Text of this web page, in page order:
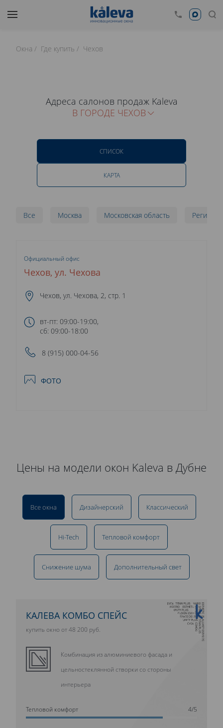
Окна Где купить Чехов
Адреса салонов продаж Kaleva
В ГОРОДЕ ЧЕХОВ
СПИСОК
КАРТА
Все Москва Московская область Регионы
Официальный офис
Чехов, ул. Чехова
Чехов, ул. Чехова, 2, стр. 1
вт-пт: 09:00-19:00,
сб: 09:00-18:00
8 (915) 000-04-56
ФОТО
Цены на модели окон Kaleva в Дубне
Все окна Дизайнерский Классический
Hi-Tech Тепловой комфорт
Снижение шума Дополнительный свет
10 ЛЕТ ГАРАНТИИ
КАЛЕВА КОМБО СПЕЙС
купить окно от 48 200 руб.
Комбинация из алюминиевого фасада и
цельностеклянной створки со стороны
интерьера
Тепловой комфорт 4/5